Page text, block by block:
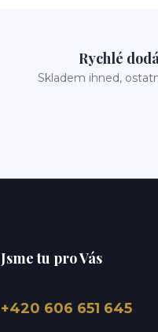
Rychlé
Skladem ihned,
Jsme tu pro Vás
+420 606 651 645